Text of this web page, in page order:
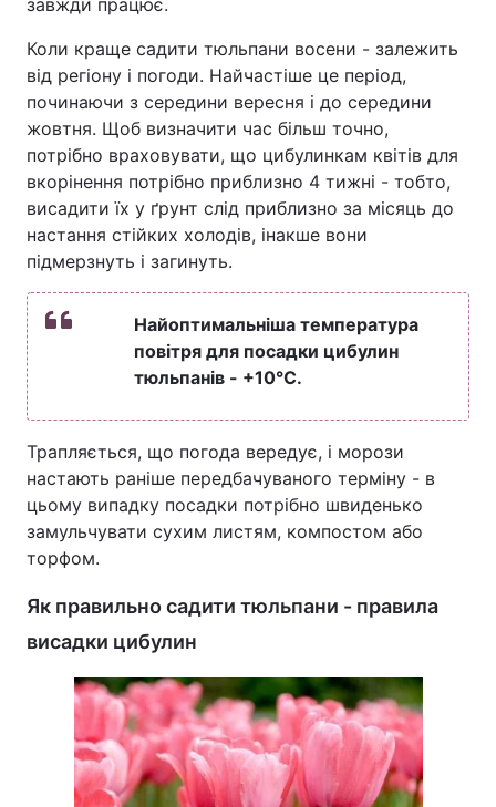
завжди працює.
Коли краще садити тюльпани восени - залежить
від регіону і погоди. Найчастіше це період,
починаючи з середини вересня і до середини
жовтня. Щоб визначити час більш точно,
потрібно враховувати, що цибулинкам квітів для
вкорінення потрібно приблизно 4 тижні - тобто,
висадити їх у ґрунт слід приблизно за місяць до
настання стійких холодів, інакше вони
підмерзнуть і загинуть.
Найоптимальніша температура
повітря для посадки цибулин
тюльпанів - +10°С.
Трапляється, що погода вередує, і морози
настають раніше передбачуваного терміну - в
цьому випадку посадки потрібно швиденько
замульчувати сухим листям, компостом або
торфом.
Як правильно садити тюльпани - правила
висадки цибулин